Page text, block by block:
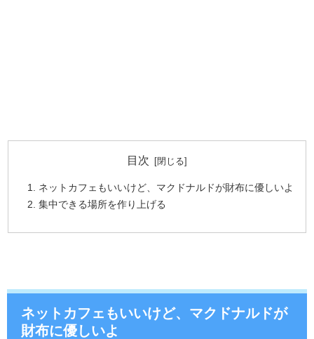
目次
ネットカフェもいいけど、マクドナルドが財布に優しいよ
集中できる場所を作り上げる
ネットカフェもいいけど、マクドナルドが
財布に優しいよ